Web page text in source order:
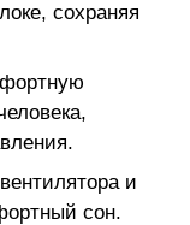
сохраняя
и
сон.